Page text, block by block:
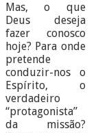
Mas, o que
Deus deseja
fazer conosco
hoje? Para onde
pretende
conduzir-nos o
Espírito, o
verdadeiro
“protagonista”
da missão?